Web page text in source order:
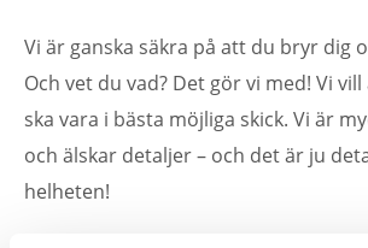
Vi är ganska säkra på att du bryr dig
Och vet du vad? Det gör vi med! Vi
ska vara i bästa möjliga skick. Vi är
och älskar detaljer – och det är ju
helheten!